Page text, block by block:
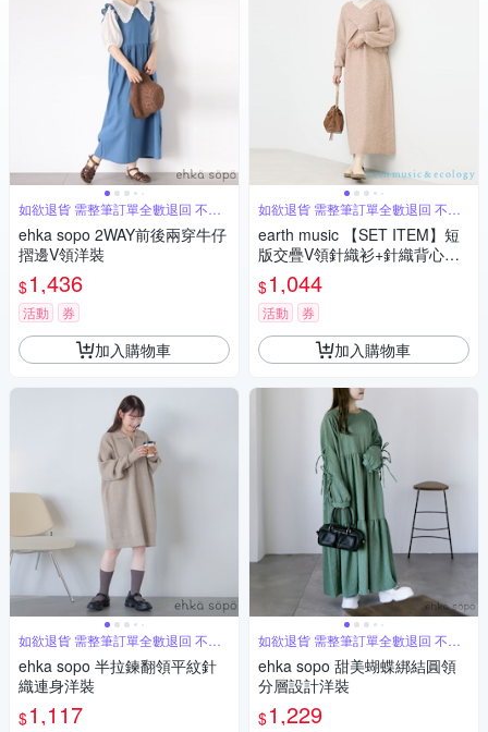
如欲退貨 需整筆訂單全數退回 不能
單退
ehka sopo 2WAY前後兩穿牛仔
摺邊V領洋裝
$1,436
活動 券
加入購物車
如欲退貨 需整筆訂單全數退回 不能
單退
ehka sopo 半拉鍊翻領平紋針
織連身洋裝
$1,117
如欲退貨 需整筆訂單全數退回 不能
單退
earth music 【SET ITEM】短
版交疊V領針織衫+針織背心洋
裝
$1,044
活動 券
加入購物車
如欲退貨 需整筆訂單全數退回 不能
單退
ehka sopo 甜美蝴蝶綁結圓領
分層設計洋裝
$1,229